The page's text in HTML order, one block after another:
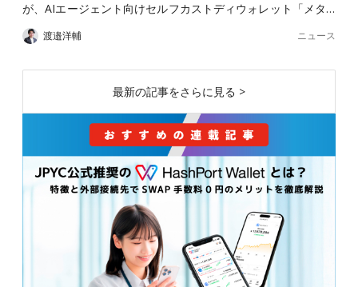
が、AIエージェント向けセルフカストディウォレット「メタ…
渡邉洋輔 ニュース
最新の記事をさらに見る >